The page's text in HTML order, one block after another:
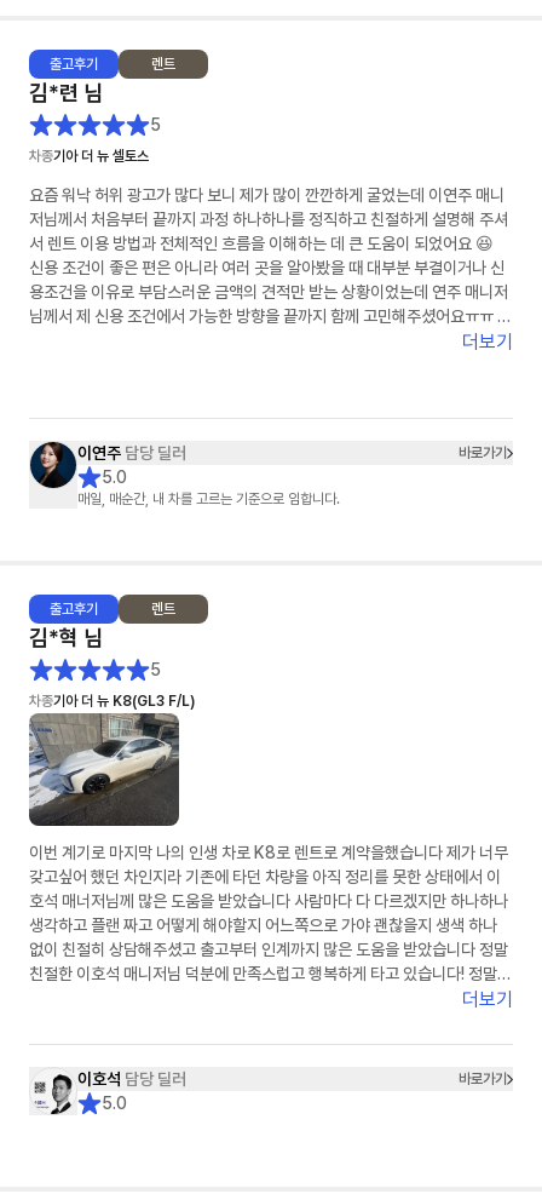
출고후기 렌트
김*련 님
5
차종기아 더 뉴 셀토스
요즘 워낙 허위 광고가 많다 보니 제가 많이 깐깐하게 굴었는데 이연주 매니
저님께서 처음부터 끝까지 과정 하나하나를 정직하고 친절하게 설명해 주셔
서 렌트 이용 방법과 전체적인 흐름을 이해하는 데 큰 도움이 되었어요 😆
신용 조건이 좋은 편은 아니라 여러 곳을 알아봤을 때 대부분 부결이거나 신
용조건을 이유로 부담스러운 금액의 견적만 받는 상황이었는데 연주 매니저
님께서 제 신용 조건에서 가능한 방향을 끝까지 함께 고민해주셨어요ㅠㅠ 그
래서 덕분에 다행히 초기 비용 없이 계약까지 진행할 수 있었고 금액도 제가
도 많이 하는 스타일이었는데 이번에는 의심할 필요도 없었고 깐깐하게 굴
필요도 없을 만큼 꼼꼼하게 하나하나 함께 확인해 주셔서 마음 놓고 진행할
수 있었습니다!! 주변에서 렌트 이용을 고민하는 분이 있다면 주저 없이 소개
해 드리고 싶은 매니저님이었습니다 👍 그동안 고생 정말 많으셨고 진심으
더보기
이연주 담당 딜러 바로가기
5.0
매일, 매순간, 내 차를 고르는 기준으로 임합니다.
출고후기 렌트
김*혁 님
5
차종기아 더 뉴 K8(GL3 F/L)
이번 계기로 마지막 나의 인생 차로 K8로 렌트로 계약을했습니다 제가 너무
갖고싶어 했던 차인지라 기존에 타던 차량을 아직 정리를 못한 상태에서 이
호석 매너저님께 많은 도움을 받았습니다 사람마다 다 다르겠지만 하나하나
생각하고 플랜 짜고 어떻게 해야할지 어느쪽으로 가야 괜찮을지 생색 하나
없이 친절히 상담해주셨고 출고부터 인계까지 많은 도움을 받았습니다 정말
친절한 이호석 매니저님 덕분에 만족스럽고 행복하게 타고 있습니다! 정말
더보기
이호석 담당 딜러 바로가기
5.0